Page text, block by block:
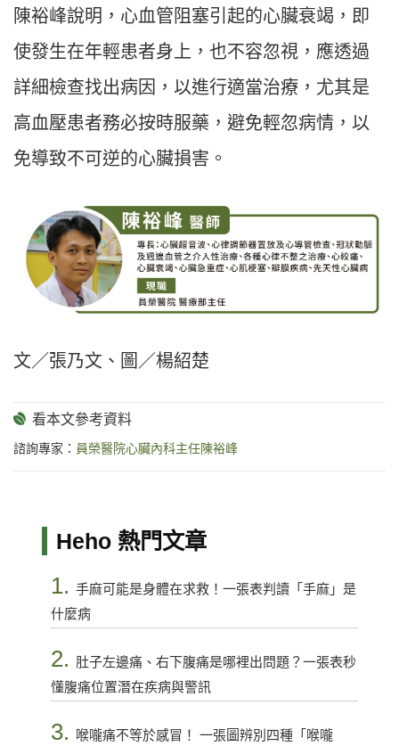
陳裕峰說明，心血管阻塞引起的心臟衰竭，即
使發生在年輕患者身上，也不容忽視，應透過
詳細檢查找出病因，以進行適當治療，尤其是
高血壓患者務必按時服藥，避免輕忽病情，以
免導致不可逆的心臟損害。
文／張乃文、圖／楊紹楚
諮詢專家： 員榮醫院心臟內科主任陳裕峰
Heho 熱門文章
1. 手麻可能是身體在求救！一張表判讀「手麻」是
什麼病
2. 肚子左邊痛、右下腹痛是哪裡出問題？一張表秒
懂腹痛位置潛在疾病與警訊
3.
喉嚨痛不等於感冒！ 一張圖辨別四種「喉嚨